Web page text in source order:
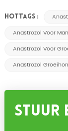
HOTTAGS :
Anastrozol Voor
Anastrozol Voor
Anastrozol
Stuur